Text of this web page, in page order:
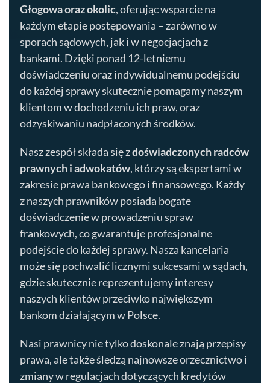
Głogowaoraz okolic, oferując wsparcie na
każdym etapie postępowania – zarówno w
sporach sądowych, jak i w negocjacjach z
bankami. Dzięki ponad 12-letniemu
doświadczeniu oraz indywidualnemu podejściu
do każdej sprawy skutecznie pomagamy naszym
klientom w dochodzeniu ich praw, oraz
odzyskiwaniu nadpłaconych środków.
Nasz zespół składa się zdoświadczonych radców
prawnych i adwokatów, którzy są ekspertami w
zakresie prawa bankowego i finansowego. Każdy
z naszych prawników posiada bogate
doświadczenie w prowadzeniu spraw
frankowych, co gwarantuje profesjonalne
podejście do każdej sprawy. Nasza kancelaria
może się pochwalić licznymi sukcesami w sądach,
gdzie skutecznie reprezentujemy interesy
naszych klientów przeciwko największym
bankom działającym w Polsce.
Nasi prawnicy nie tylko doskonale znają przepisy
prawa, ale także śledzą najnowsze orzecznictwo i
zmiany w regulacjach dotyczących kredytów